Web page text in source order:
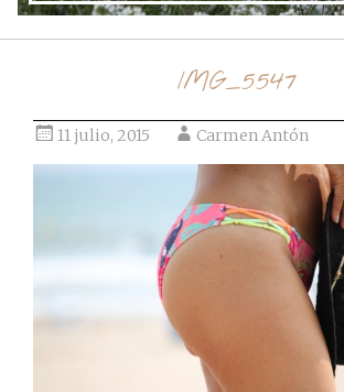
IMG_5547
11 julio, 2015 Carmen Antón